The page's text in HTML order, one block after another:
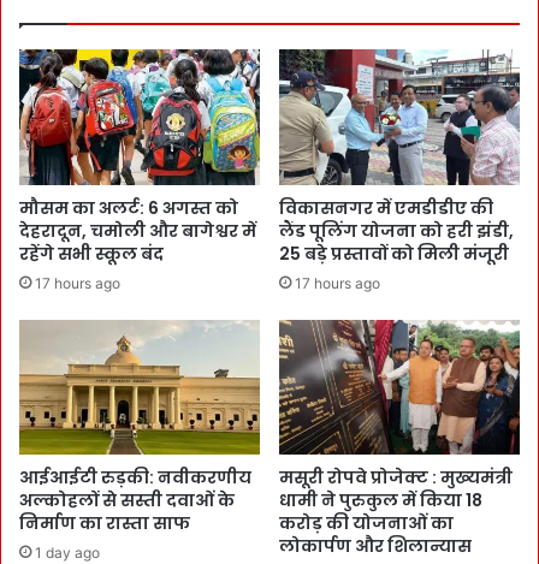
मौसम का अलर्ट: 6 अगस्त को
देहरादून, चमोली और बागेश्वर में
रहेंगे सभी स्कूल बंद
17 hours ago
विकासनगर में एमडीडीए की
लैंड पूलिंग योजना को हरी झंडी,
25 बड़े प्रस्तावों को मिली मंजूरी
17 hours ago
आईआईटी रुड़की: नवीकरणीय
अल्कोहलों से सस्ती दवाओं के
निर्माण का रास्ता साफ
1 day ago
मसूरी रोपवे प्रोजेक्ट : मुख्‍यमंत्री
धामी ने पुरुकुल में किया 18
करोड़ की योजनाओं का
लोकार्पण और शिलान्यास